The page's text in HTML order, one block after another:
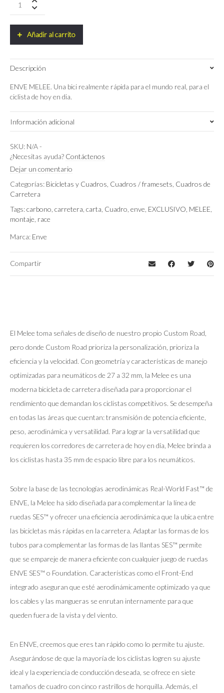
Enve
quantity
Añadir al carrito
Descripción
ENVE MELEE. Una bici realmente rápida para el mundo real, para el
ciclista de hoy en dia.
Información adicional
Talla
Color
SKU: N/A-
¿Necesitas ayuda? Contáctenos
Dejar un comentario
Categorías: Bicicletas y Cuadros, Cuadros / framesets, Cuadros de
Carretera
Tags:carbono, carretera, carta, Cuadro, enve, EXCLUSIVO, MELEE,
montaje, race
Marca: Enve
Compartir
El Melee toma señales de diseño de nuestro propio Custom Road,
pero donde Custom Road prioriza la personalización, prioriza la
eficiencia y la velocidad. Con geometría y características de manejo
optimizadas para neumáticos de 27 a 32 mm, la Melee es una
moderna bicicleta de carretera diseñada para proporcionar el
rendimiento que demandan los ciclistas competitivos. Se desempeña
en todas las áreas que cuentan: transmisión de potencia eficiente,
peso, aerodinámica y versatilidad. Para lograr la versatilidad que
requieren los corredores de carretera de hoy en día, Melee brinda a
los ciclistas hasta 35 mm de espacio libre para los neumáticos.
Sobre la base de las tecnologías aerodinámicas Real-World Fast™ de
ENVE, la Melee ha sido diseñada para complementar la línea de
ruedas SES™ y ofrecer una eficiencia aerodinámica que la ubica entre
las bicicletas más rápidas en la carretera. Adaptar las formas de los
tubos para complementar las formas de las llantas SES™ permite
que se empareje de manera eficiente con cualquier juego de ruedas
ENVE SES™ o Foundation. Características como el Front-End
integrado aseguran que esté aerodinámicamente optimizado ya que
los cables y las mangueras se enrutan internamente para que
queden fuera de la vista y del viento.
En ENVE, creemos que eres tan rápido como lo permite tu ajuste.
Asegurándose de que la mayoría de los ciclistas logren su ajuste
ideal y la experiencia de conducción deseada, se ofrece en siete
tamaños de cuadro con cinco rastrillos de horquilla. Además, el